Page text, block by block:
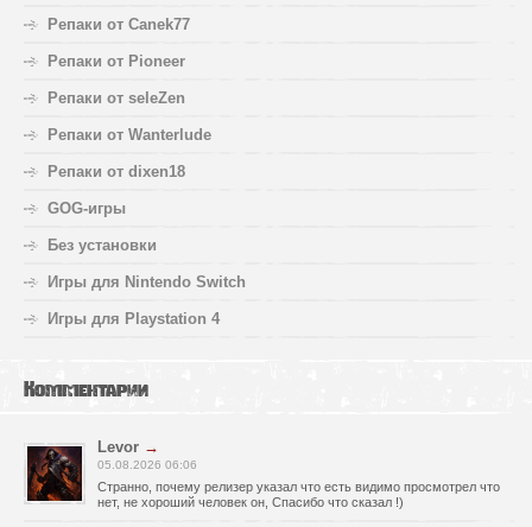
Репаки от Canek77
Репаки от Pioneer
Репаки от seleZen
Репаки от Wanterlude
Репаки от dixen18
GOG-игры
Без установки
Игры для Nintendo Switch
Игры для Playstation 4
Комментарии
Levor →
05.08.2026 06:06
Странно, почему релизер указал что есть видимо просмотрел что
нет, не хороший человек он, Спасибо что сказал !)